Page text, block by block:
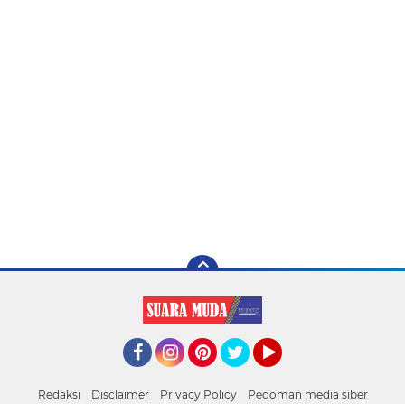
Redaksi Disclaimer Privacy Policy Pedoman media siber